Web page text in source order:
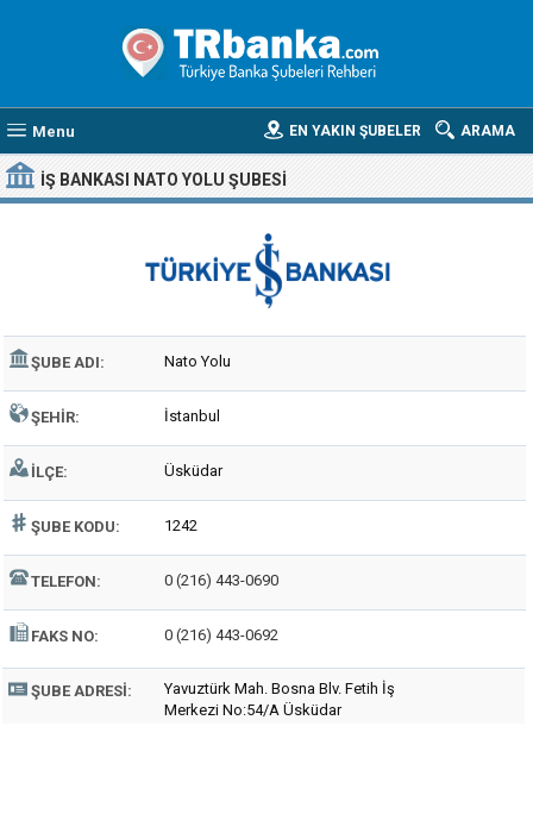
Menu ARAMA
EN YAKIN ŞUBELER
İŞ BANKASI NATO YOLU ŞUBESI
ŞUBE ADI: Nato Yolu
ŞEHIR: İstanbul
İLÇE: Üsküdar
ŞUBE KODU: 1242
TELEFON: 0 (216) 443-0690
FAKS NO: 0 (216) 443-0692
ŞUBE ADRESI:
Yavuztürk Mah. Bosna Blv. Fetih İş
Merkezi No:54/A Üsküdar